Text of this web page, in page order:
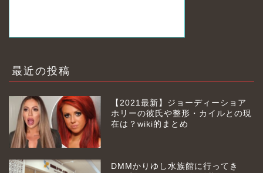
最近の投稿
【2021最新】ジョーディーショア
ホリーの彼氏や整形・カイルとの現
在は？wiki的まとめ
DMMかりゆし水族館に行ってき